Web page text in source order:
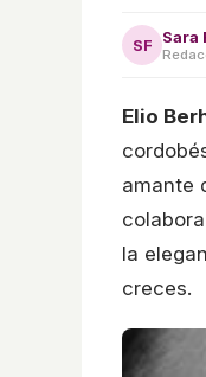
SF Sara
Elio
amante
la
creces.